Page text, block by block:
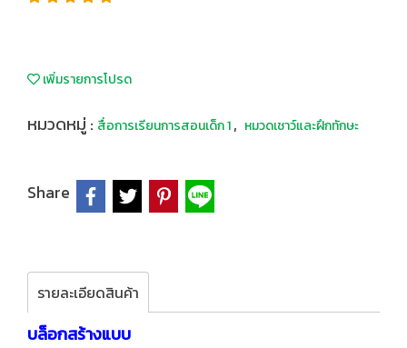
เพิ่มรายการโปรด
หมวดหมู่ : สื่อการเรียนการสอนเด็ก 1, หมวดเชาว์และฝึกทักษะ
Share
รายละเอียดสินค้า
บล็อกสร้างแบบ